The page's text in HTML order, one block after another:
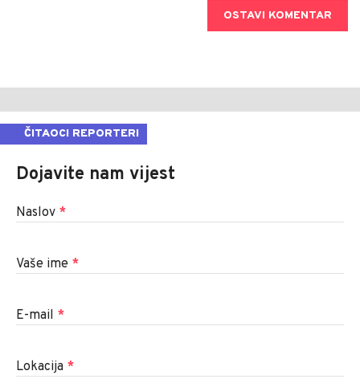
OSTAVI KOMENTAR
ČITAOCI REPORTERI
Dojavite nam vijest
Naslov *
Vaše ime *
E-mail *
Lokacija *